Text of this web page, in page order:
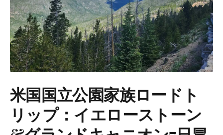
米国国立公園家族ロードト
リップ：イエローストーン